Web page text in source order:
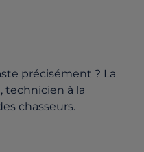
précisément ? La
technicien à la
chasseurs.